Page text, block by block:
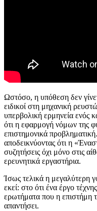
Ωστόσο, η υπόθεση δεν
ειδικοί στη μηχανική
υπερβολική ερμηνεία ενός
ότι η εφαρμογή νόμων της
επιστημονικά
αποδεικνύοντας ότι η
συζητήσεις όχι μόνο στις
ερευνητικά εργαστήρια.
Ίσως τελικά η μεγαλύτερη
εκεί: στο ότι ένα έργο
ερωτήματα που η επιστήμη
απαντήσει.